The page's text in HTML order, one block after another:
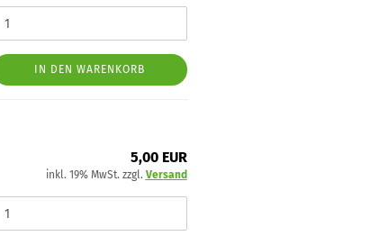
IN DEN WARENKORB
5,00 EUR
inkl. 19% MwSt. zzgl. Versand